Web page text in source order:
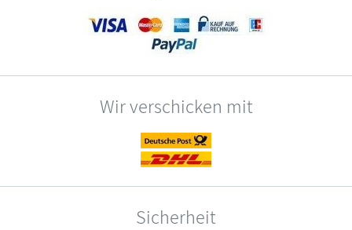
Wir verschicken mit
Sicherheit